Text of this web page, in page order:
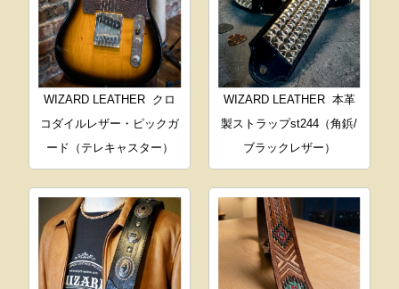
WIZARD LEATHER クロ
コダイルレザー・ピックガ
ード（テレキャスター）
WIZARD LEATHER 本革
製ストラップst244（角鋲/
ブラックレザー）